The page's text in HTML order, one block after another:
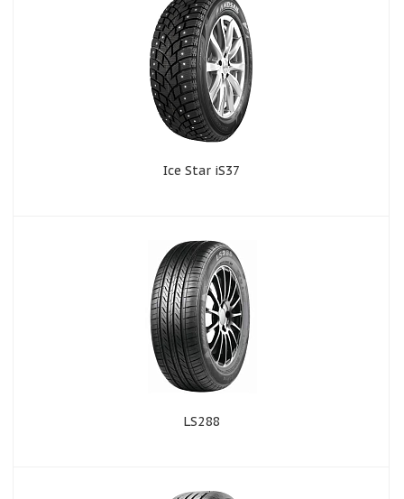
Ice Star iS37
LS288